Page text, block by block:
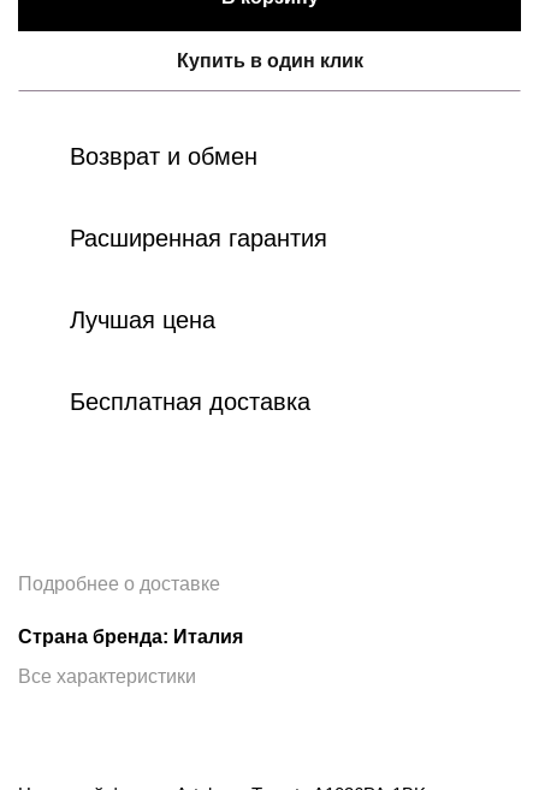
Купить в один клик
Возврат и обмен
Расширенная гарантия
Лучшая цена
Бесплатная доставка
Подробнее о доставке
Страна бренда: Италия
Все характеристики